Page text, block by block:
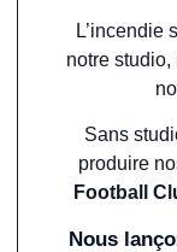
L’incendie
notre
Sans
produire
Football
Nous